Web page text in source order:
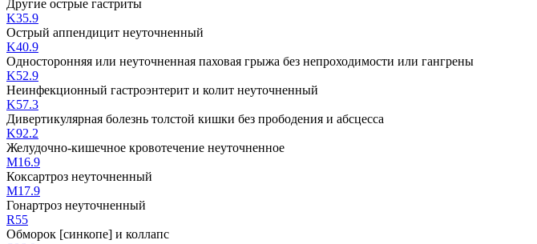
Другие острые гастриты
K35.9
Острый аппендицит неуточненный
K40.9
Односторонняя или неуточненная паховая грыжа без непроходимости или гангрены
K52.9
Неинфекционный гастроэнтерит и колит неуточненный
K57.3
Дивертикулярная болезнь толстой кишки без прободения и абсцесса
K92.2
Желудочно-кишечное кровотечение неуточненное
M16.9
Коксартроз неуточненный
M17.9
Гонартроз неуточненный
R55
Обморок [синкопе] и коллапс